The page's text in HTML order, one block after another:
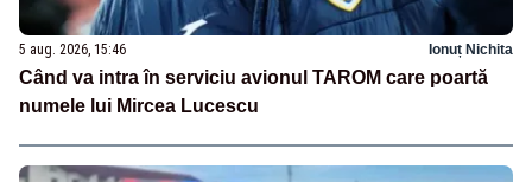
5 aug. 2026, 15:46 Ionuț Nichita
Când va intra în serviciu avionul TAROM care poartă
numele lui Mircea Lucescu